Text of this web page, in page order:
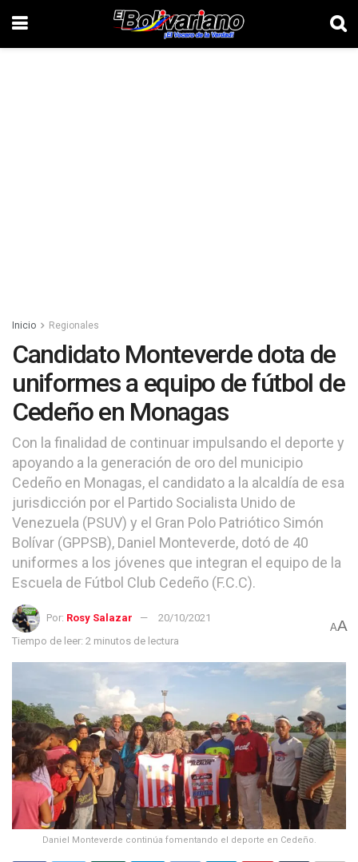
Inicio Regionales
Candidato Monteverde dota de
uniformes a equipo de fútbol de
Cedeño en Monagas
Con la finalidad de continuar impulsando el deporte y
apoyando a la generación de oro del municipio
Cedeño en Monagas, el candidato a la alcaldía de esa
jurisdicción por el Partido Socialista Unido de
Venezuela (PSUV) y el Gran Polo Patriótico Simón
Bolívar (GPPSB), Daniel Monteverde, dotó de 40
uniformes a los jóvenes que integran el equipo de la
Escuela de Fútbol Club Cedeño (F.C.C).
Por: Rosy Salazar
20/10/2021
Tiempo de leer: 2 minutos de lectura
AA
Daniel Monteverde continúa fomentando el deporte en Cedeño.